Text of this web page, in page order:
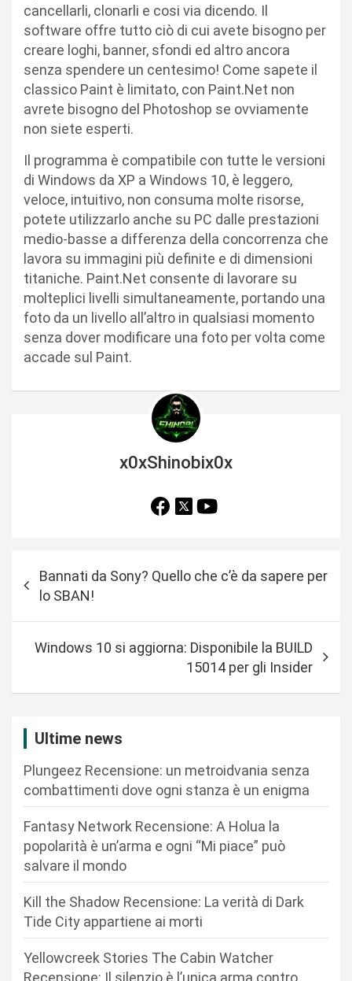
cancellarli, clonarli e cosi via dicendo. Il
software offre tutto ciò di cui avete bisogno per
creare loghi, banner, sfondi ed altro ancora
senza spendere un centesimo! Come sapete il
classico Paint è limitato, con Paint.Net non
avrete bisogno del Photoshop se ovviamente
non siete esperti.
Il programma è compatibile con tutte le versioni
di Windows da XP a Windows 10, è leggero,
veloce, intuitivo, non consuma molte risorse,
potete utilizzarlo anche su PC dalle prestazioni
medio-basse a differenza della concorrenza che
lavora su immagini più definite e di dimensioni
titaniche. Paint.Net consente di lavorare su
molteplici livelli simultaneamente, portando una
foto da un livello all’altro in qualsiasi momento
senza dover modificare una foto per volta come
accade sul Paint.
x0xShinobix0x
a
Bannati da Sony? Quello che c’è da sapere per
lo SBAN!
Windows 10 si aggiorna: Disponibile la BUILD
15014 per gli Insider
Ultime news
Plungeez Recensione: un metroidvania senza
combattimenti dove ogni stanza è un enigma
Fantasy Network Recensione: A Holua la
popolarità è un’arma e ogni “Mi piace” può
salvare il mondo
Kill the Shadow Recensione: La verità di Dark
Tide City appartiene ai morti
Yellowcreek Stories The Cabin Watcher
Recensione: Il silenzio è l’unica arma contro